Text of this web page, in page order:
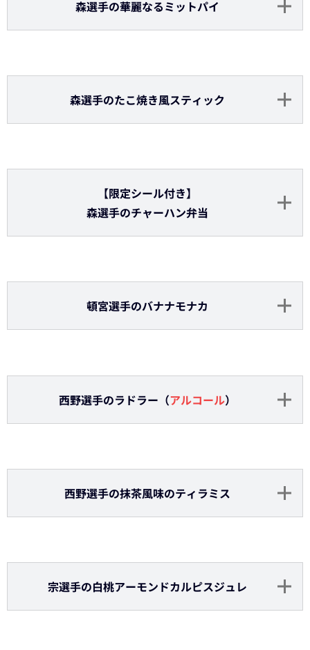
古田島投手のデミオムチキンカツ丼
古田島投手のドラゴンハイボール